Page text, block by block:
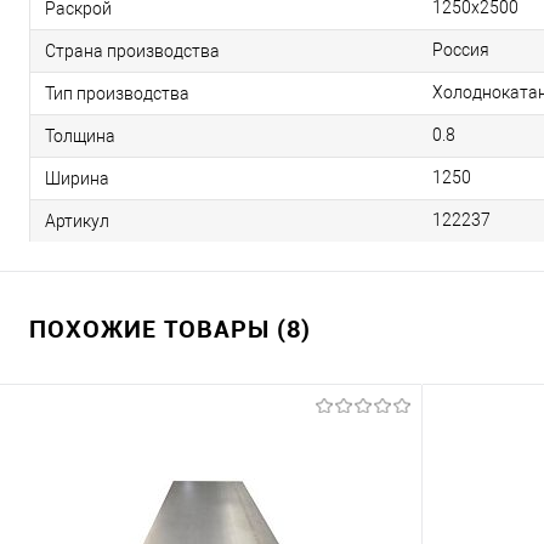
Раскрой 1250х2500
Страна производства Россия
Тип производства
Толщина 0.8
Ширина 1250
Артикул 122237
ПОХОЖИЕ ТОВАРЫ (8)